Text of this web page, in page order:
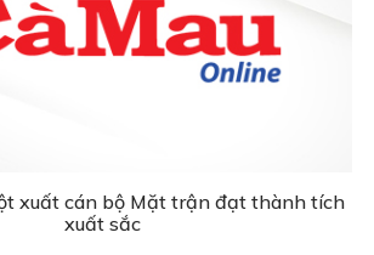
xuất cán bộ Mặt trận đạt thành tích
xuất sắc